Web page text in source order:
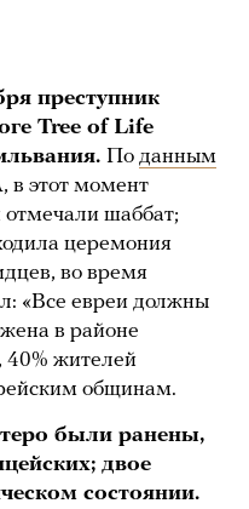
преступник
Tree of Life
По данным
в этот момент
отмечали шаббат;
церемония
во время
«Все евреи должны
в районе
40% жителей
общинам.
были ранены,
двое
состоянии.